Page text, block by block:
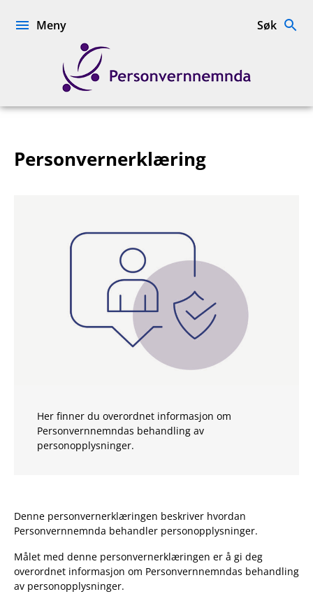
Personvernnemnda
Meny Søk
Personvernerklæring
Her finner du overordnet informasjon om
Personvernnemndas behandling av
personopplysninger.
Denne personvernerklæringen beskriver hvordan
Personvernnemnda behandler personopplysninger.
Målet med denne personvernerklæringen er å gi deg
overordnet informasjon om Personvernnemndas behandling
av personopplysninger.